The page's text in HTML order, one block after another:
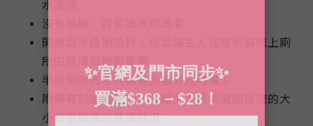
水清洗
沒有接縫，容易清洗和清潔
開放型半透明設計，可以讓主人注意到貓咪上廁
所的習慣和時間掌握
半透明款式可輕鬆看到貓砂何時減少
附帶有刻度的鏟子，可讓主人根據凝固尿液的大
小檢查尿液的健康狀況